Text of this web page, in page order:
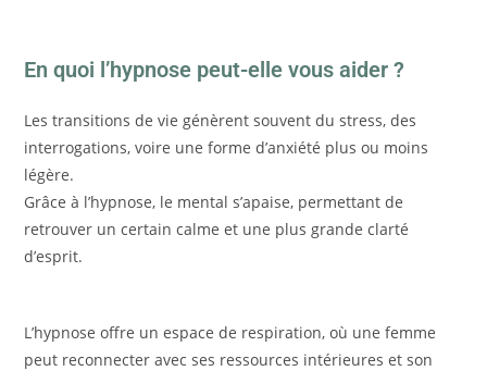
En quoi l’hypnose peut-elle vous aider ?
Les transitions de vie génèrent souvent du stress, des
interrogations, voire une forme d’anxiété plus ou moins
légère.
Grâce à l’hypnose, le mental s’apaise, permettant de
retrouver un certain calme et une plus grande clarté
d’esprit.
L’hypnose offre un espace de respiration, où une femme
peut reconnecter avec ses ressources intérieures et son